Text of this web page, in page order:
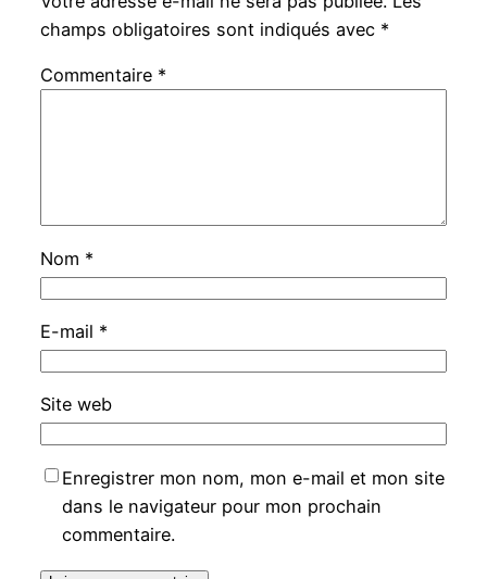
champs obligatoires sont indiqués avec *
Commentaire *
Nom *
E-mail *
Site web
Enregistrer mon nom, mon e-mail et mon site
dans le navigateur pour mon prochain
commentaire.